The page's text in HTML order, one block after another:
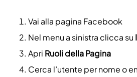
Vai alla pagina Facebook
Nel menu a sinistra clicca su
Apri Ruoli della Pagina
Cerca l’utente per nome o